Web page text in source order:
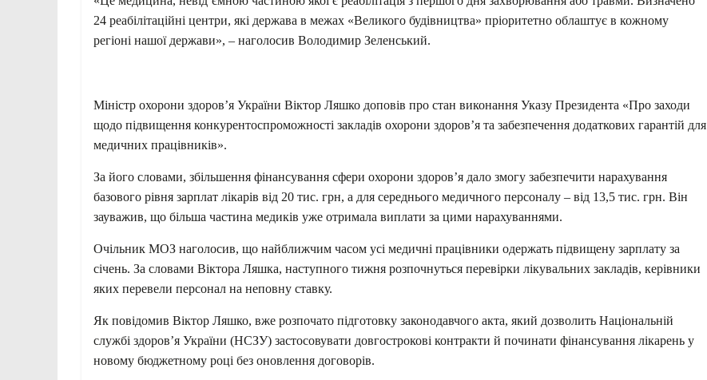
24 реабілітаційні центри, які держава в межах «Великого будівництва» пріоритетно облаштує в кожному
регіоні нашої держави», – наголосив Володимир Зеленський.
Міністр охорони здоров’я України Віктор Ляшко доповів про стан виконання Указу Президента «Про заходи
щодо підвищення конкурентоспроможності закладів охорони здоров’я та забезпечення додаткових гарантій для
медичних працівників».
За його словами, збільшення фінансування сфери охорони здоров’я дало змогу забезпечити нарахування
базового рівня зарплат лікарів від 20 тис. грн, а для середнього медичного персоналу – від 13,5 тис. грн. Він
зауважив, що більша частина медиків уже отримала виплати за цими нарахуваннями.
Очільник МОЗ наголосив, що найближчим часом усі медичні працівники одержать підвищену зарплату за
січень. За словами Віктора Ляшка, наступного тижня розпочнуться перевірки лікувальних закладів, керівники
яких перевели персонал на неповну ставку.
Як повідомив Віктор Ляшко, вже розпочато підготовку законодавчого акта, який дозволить Національній
службі здоров’я України (НСЗУ) застосовувати довгострокові контракти й починати фінансування лікарень у
новому бюджетному році без оновлення договорів.